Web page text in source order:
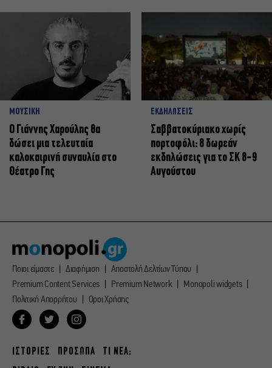
ΜΟΥΣΙΚΗ
Ο Γιάννης Χαρούλης θα
δώσει μια τελευταία
καλοκαιρινή συναυλία στο
Θέατρο Γης
ΕΚΔΗΛΩΣΕΙΣ
Σαββατοκύριακο χωρίς
πορτοφόλι: 8 δωρεάν
εκδηλώσεις για το ΣΚ 8-9
Αυγούστου
Ποιοι είμαστε Διαφήμιση
Αποστολή Δελτίων Τύπου
Premium Content Services
Premium Network
Monopoli widgets
Πολιτική Απορρήτου
Οροι Χρήσης
ΙΣΤΟΡΙΕΣ ΠΡΟΣΩΠΑ
ΤΙ ΝΕΑ;